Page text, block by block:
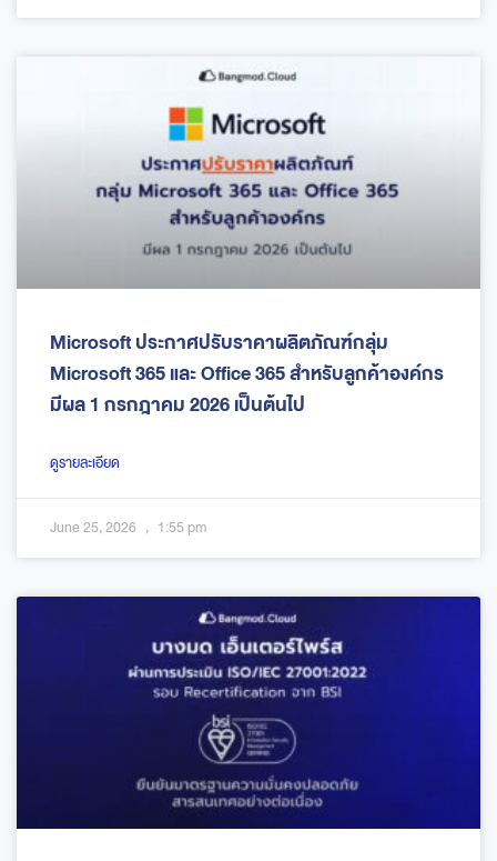
Microsoft ประกาศปรับราคาผลิตภัณฑ์กลุ่ม
Microsoft 365 และ Office 365 สำหรับลูกค้าองค์กร
มีผล 1 กรกฎาคม 2026 เป็นต้นไป
ดูรายละเอียด
June 25, 2026 1:55 pm